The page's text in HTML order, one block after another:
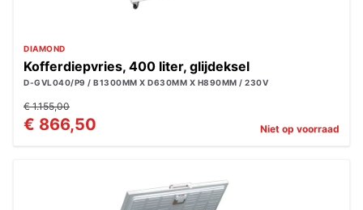
DIAMOND
Kofferdiepvries, 400 liter, glijdeksel
D-GVL040/P9 / B1300MM X D630MM X H890MM / 230V
€ 1.155,00
€ 866,50 Niet op voorraad